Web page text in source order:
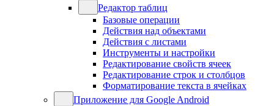
Редактор таблиц
Базовые операции
Действия над объектами
Действия с листами
Инструменты и настройки
Редактирование свойств ячеек
Редактирование строк и столбцов
Форматирование текста в ячейках
Приложение для Google Android